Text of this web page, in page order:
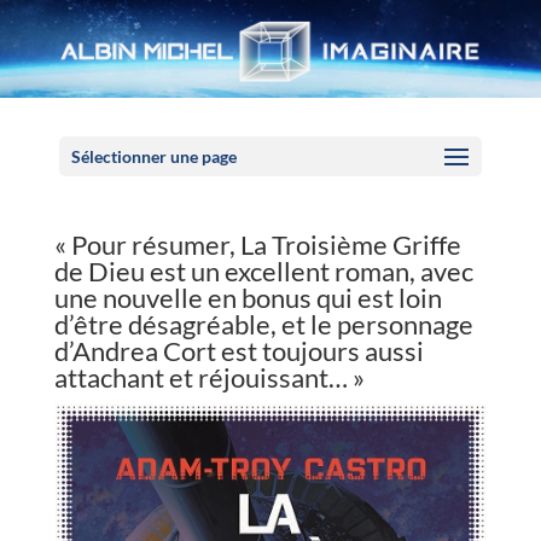
Sélectionner une page
« Pour résumer, La Troisième Griffe
de Dieu est un excellent roman, avec
une nouvelle en bonus qui est loin
d’être désagréable, et le personnage
d’Andrea Cort est toujours aussi
attachant et réjouissant… »
Panneau de gestion des cookies